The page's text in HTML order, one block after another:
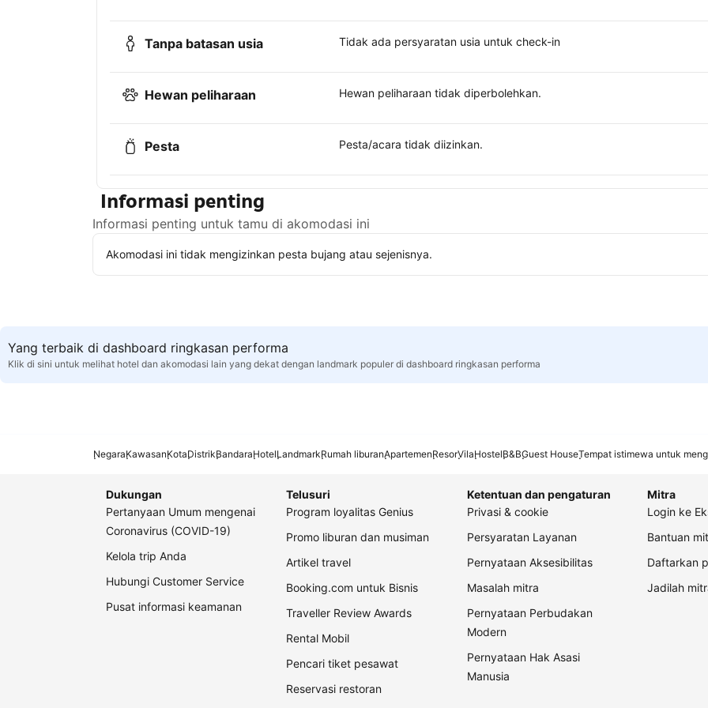
Tanpa batasan usia Tidak ada persyaratan usia untuk check-in
Hewan peliharaan Hewan peliharaan tidak diperbolehkan.
Pesta Pesta/acara tidak diizinkan.
Informasi penting
Informasi penting untuk tamu di akomodasi ini
Akomodasi ini tidak mengizinkan pesta bujang atau sejenisnya.
Yang terbaik di dashboard ringkasan performa
Klik di sini untuk melihat hotel dan akomodasi lain yang dekat dengan landmark populer di dashboard ringkasan performa
NegaraKawasanKotaDistrikBandaraHotelLandmarkRumah liburanApartemenResorVilaHostelB&BGuest HouseTempat istimewa untuk
Dukungan
Pertanyaan Umum mengenai
Coronavirus (COVID-19)
Kelola trip Anda
Hubungi Customer Service
Pusat informasi keamanan
Telusuri
Program loyalitas Genius
Promo liburan dan musiman
Artikel travel
Booking.com untuk Bisnis
Traveller Review Awards
Rental Mobil
Pencari tiket pesawat
Reservasi restoran
Ketentuan dan pengaturan
Privasi & cookie
Persyaratan Layanan
Pernyataan Aksesibilitas
Masalah mitra
Pernyataan Perbudakan
Modern
Pernyataan Hak Asasi
Manusia
Mitra
Login ke
Bantuan
Daftarkan
Jadilah